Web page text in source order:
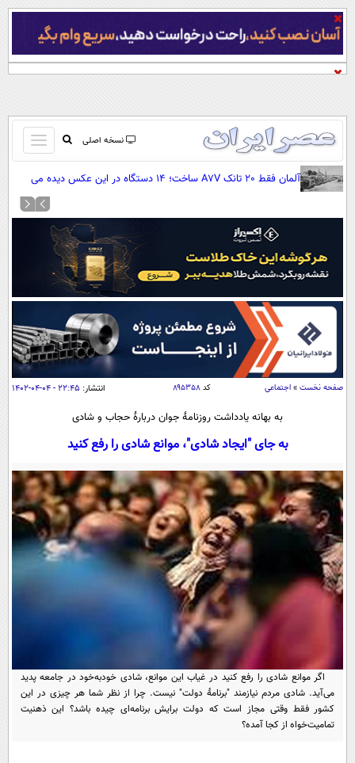
نسخه اصلی
باز
و
بسته
کردن
صفحه اول
آرشیو
نظرسنجی
آب و هوا
اوقات شرعی
سواد زندگی
اقتصاد
اقتصادی
خودرو
جامعه
اجتماعی
حوادث
سلامت
یک برش دانایی
محیط زیست
سفر و تفریح
ورزشی
بین الملل
سیاست خارجی
فرهنگ و هنر
علم و دانش
فناوری و It
علمی
اخبار کریپتو
قرآن
گوناگون
سرگرمی
باشگاه مغز
فیلم
اقتصاد
سیاست
سرگرمی
عصر ایران 2
خواندنی ها و دیدنی ها
داستان کوتاه
پیامک
آموزش زبان
آلمان فقط 20 تانک A7V ساخت؛ 14 دستگاه در این عکس دیده می
صفحه نخست » اجتماعی کد۸۹۵۳۵۸ انتشار: ۲۲:۴۵ - ۰۴-۰۴-۱۴۰۲
به بهانه یادداشت روزنامۀ جوان دربارۀ حجاب و شادی
به جای "ایجاد شادی"، موانع شادی را رفع کنید
اگر موانع شادی را رفع کنید در غیاب این موانع، شادی خودبه‌خود در جامعه پدید
می‌آید. شادی مردم نیازمند "برنامۀ دولت" نیست. چرا از نظر شما هر چیزی در این
کشور فقط وقتی مجاز است که دولت برایش برنامه‌ای چیده باشد؟ این ذهنیت
تمامیت‌خواه از کجا آمده؟